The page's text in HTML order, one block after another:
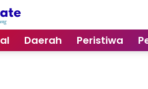
Daerah Peristiwa